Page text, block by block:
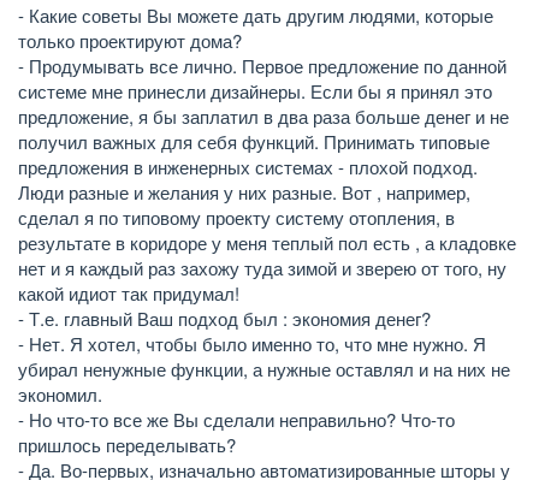
- Какие советы Вы можете дать другим людями, которые
только проектируют дома?
- Продумывать все лично. Первое предложение по данной
системе мне принесли дизайнеры. Если бы я принял это
предложение, я бы заплатил в два раза больше денег и не
получил важных для себя функций. Принимать типовые
предложения в инженерных системах - плохой подход.
Люди разные и желания у них разные. Вот , например,
сделал я по типовому проекту систему отопления, в
результате в коридоре у меня теплый пол есть , а кладовке
нет и я каждый раз захожу туда зимой и зверею от того, ну
какой идиот так придумал!
- Т.е. главный Ваш подход был : экономия денег?
- Нет. Я хотел, чтобы было именно то, что мне нужно. Я
убирал ненужные функции, а нужные оставлял и на них не
экономил.
- Но что-то все же Вы сделали неправильно? Что-то
пришлось переделывать?
- Да. Во-первых, изначально автоматизированные шторы у